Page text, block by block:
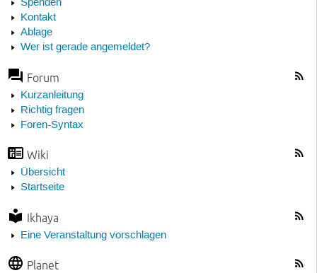
Spenden
Kontakt
Ablage
Wer ist gerade angemeldet?
Forum
Kurzanleitung
Richtig fragen
Foren-Syntax
Wiki
Übersicht
Startseite
Ikhaya
Eine Veranstaltung vorschlagen
Planet